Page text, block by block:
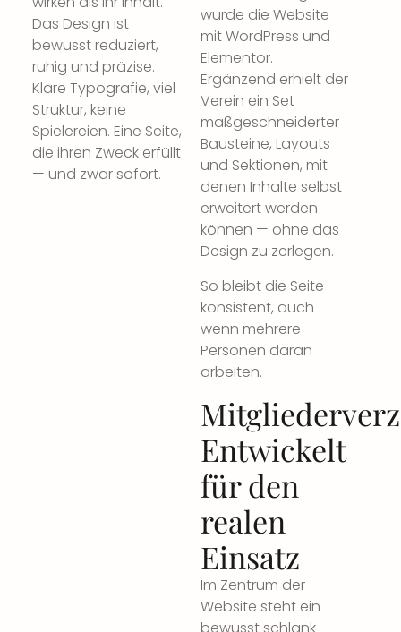
Das Design ist
bewusst reduziert,
ruhig und präzise.
Klare Typografie, viel
Struktur, keine
Spielereien. Eine Seite,
die ihren Zweck erfüllt
— und zwar sofort.
wurde die Website
mit WordPress und
Elementor.
Ergänzend erhielt der
Verein ein Set
maßgeschneiderter
Bausteine, Layouts
und Sektionen, mit
denen Inhalte selbst
erweitert werden
können — ohne das
Design zu zerlegen.
So bleibt die Seite
konsistent, auch
wenn mehrere
Personen daran
arbeiten.
Entwickelt
für den
realen
Einsatz
Im Zentrum der
Website steht ein